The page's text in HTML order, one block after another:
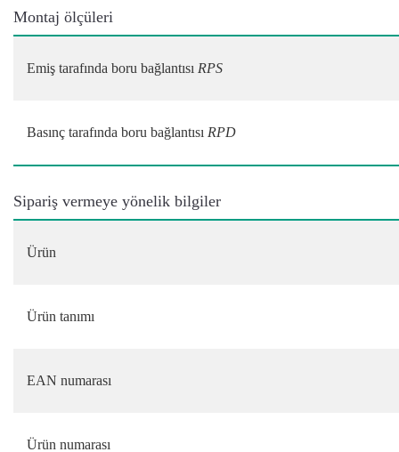
Montaj ölçüleri
Emiş tarafında boru bağlantısı RPS
Basınç tarafında boru bağlantısı RPD
Sipariş vermeye yönelik bilgiler
Ürün
Ürün tanımı
EAN numarası
Ürün numarası